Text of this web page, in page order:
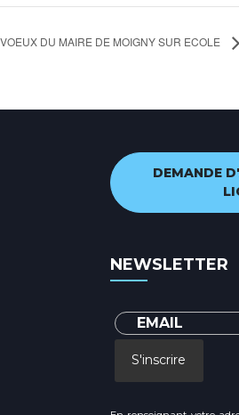
VOEUX DU MAIRE DE MOIGNY SUR ECOLE
DEMANDE
NEWSLETTER
S'inscrire